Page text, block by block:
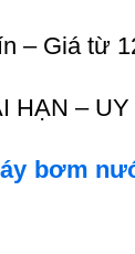
– Giá từ
HẠN – UY
bơm